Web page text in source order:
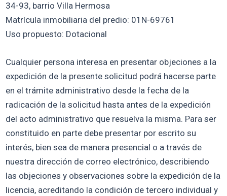
34-93, barrio Villa Hermosa
Matrícula inmobiliaria del predio: 01N-69761
Uso propuesto: Dotacional
Cualquier persona interesa en presentar objeciones a la
expedición de la presente solicitud podrá hacerse parte
en el trámite administrativo desde la fecha de la
radicación de la solicitud hasta antes de la expedición
del acto administrativo que resuelva la misma. Para ser
constituido en parte debe presentar por escrito su
interés, bien sea de manera presencial o a través de
nuestra dirección de correo electrónico, describiendo
las objeciones y observaciones sobre la expedición de la
licencia, acreditando la condición de tercero individual y